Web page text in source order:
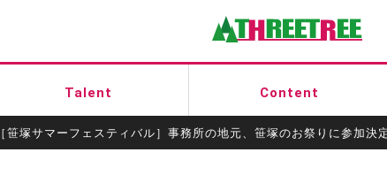
Talent Content
［笹塚サマーフェスティバル］事務所の地元、笹塚のお祭りに参加決